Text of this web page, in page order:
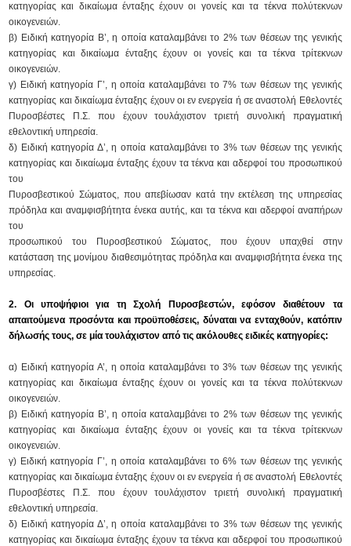
κατηγορίας και δικαίωμα ένταξης έχουν οι γονείς και τα τέκνα πολύτεκνων
οικογενειών.
β) Ειδική κατηγορία Β’, η οποία καταλαμβάνει το 2% των θέσεων της γενικής
κατηγορίας και δικαίωμα ένταξης έχουν οι γονείς και τα τέκνα τρίτεκνων
οικογενειών.
γ) Ειδική κατηγορία Γ’, η οποία καταλαμβάνει το 7% των θέσεων της γενικής
κατηγορίας και δικαίωμα ένταξης έχουν οι εν ενεργεία ή σε αναστολή Εθελοντές
Πυροσβέστες Π.Σ. που έχουν τουλάχιστον τριετή συνολική πραγματική
εθελοντική υπηρεσία.
δ) Ειδική κατηγορία Δ’, η οποία καταλαμβάνει το 3% των θέσεων της γενικής
κατηγορίας και δικαίωμα ένταξης έχουν τα τέκνα και αδερφοί του προσωπικού
του
Πυροσβεστικού Σώματος, που απεβίωσαν κατά την εκτέλεση της υπηρεσίας
πρόδηλα και αναμφισβήτητα ένεκα αυτής, και τα τέκνα και αδερφοί αναπήρων
του
προσωπικού του Πυροσβεστικού Σώματος, που έχουν υπαχθεί στην
κατάσταση της μονίμου διαθεσιμότητας πρόδηλα και αναμφισβήτητα ένεκα της
υπηρεσίας.
2. Οι υποψήφιοι για τη Σχολή Πυροσβεστών, εφόσον διαθέτουν τα
απαιτούμενα προσόντα και προϋποθέσεις, δύναται να ενταχθούν, κατόπιν
δήλωσής τους, σε μία τουλάχιστον από τις ακόλουθες ειδικές κατηγορίες:
α) Ειδική κατηγορία Α’, η οποία καταλαμβάνει το 3% των θέσεων της γενικής
κατηγορίας και δικαίωμα ένταξης έχουν οι γονείς και τα τέκνα πολύτεκνων
οικογενειών.
β) Ειδική κατηγορία Β’, η οποία καταλαμβάνει το 2% των θέσεων της γενικής
κατηγορίας και δικαίωμα ένταξης έχουν οι γονείς και τα τέκνα τρίτεκνων
οικογενειών.
γ) Ειδική κατηγορία Γ’, η οποία καταλαμβάνει το 6% των θέσεων της γενικής
κατηγορίας και δικαίωμα ένταξης έχουν οι εν ενεργεία ή σε αναστολή Εθελοντές
Πυροσβέστες Π.Σ. που έχουν τουλάχιστον τριετή συνολική πραγματική
εθελοντική υπηρεσία.
δ) Ειδική κατηγορία Δ’, η οποία καταλαμβάνει το 3% των θέσεων της γενικής
κατηγορίας και δικαίωμα ένταξης έχουν τα τέκνα και αδερφοί του προσωπικού